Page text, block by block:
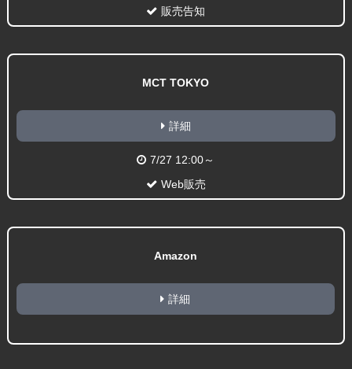
販売告知
MCT TOKYO
詳細
7/27 12:00～
Web販売
Amazon
詳細